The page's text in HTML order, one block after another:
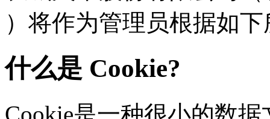
）将作为管理员根据如
什么是 Cookie?